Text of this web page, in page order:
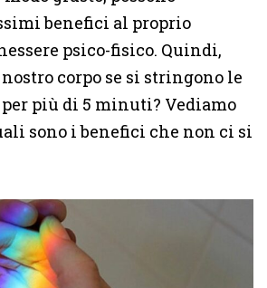
benefici al proprio
psico-fisico. Quindi,
nostro corpo se si stringono le
più di 5 minuti? Vediamo
sono i benefici che non ci si